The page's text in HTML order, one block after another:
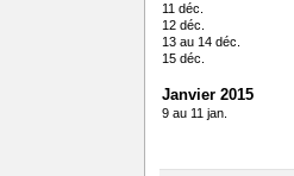
11 déc.
12 déc.
13 au 14 déc.
15 déc.
Janvier 2015
9 au 11 jan.